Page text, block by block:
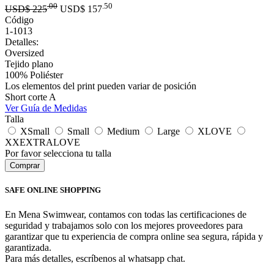
USD$225.00 USD$ 157 .50
Código
1-1013
Detalles:
Oversized
Tejido plano
100% Poliéster
Los elementos del print pueden variar de posición
Short corte A
Ver Guía de Medidas
Talla
XSmall
Small Medium Large
XLOVE
XXEXTRALOVE
Por favor selecciona tu talla
SAFE ONLINE SHOPPING
En Mena Swimwear, contamos con todas las certificaciones de
seguridad y trabajamos solo con los mejores proveedores para
garantizar que tu experiencia de compra online sea segura, rápida y
garantizada.
Para más detalles, escríbenos al whatsapp chat.